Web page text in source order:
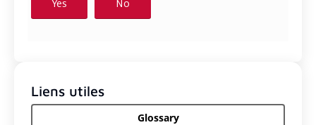
Liens utiles
Glossary